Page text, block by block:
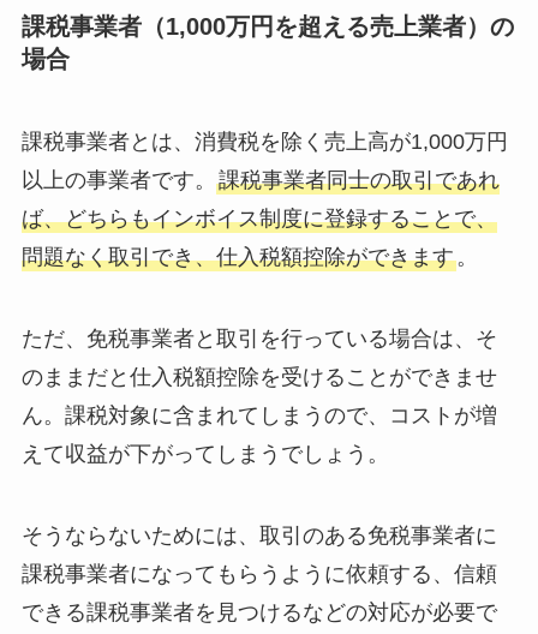
課税事業者（1,000万円を超える売上業者）の
場合
課税事業者とは、消費税を除く売上高が1,000万円
以上の事業者です。 課税事業者同士の取引であれ
ば、どちらもインボイス制度に登録することで、
問題なく取引でき、仕入税額控除ができます。
ただ、免税事業者と取引を行っている場合は、そ
のままだと仕入税額控除を受けることができませ
ん。課税対象に含まれてしまうので、コストが増
えて収益が下がってしまうでしょう。
そうならないためには、取引のある免税事業者に
課税事業者になってもらうように依頼する、信頼
できる課税事業者を見つけるなどの対応が必要で